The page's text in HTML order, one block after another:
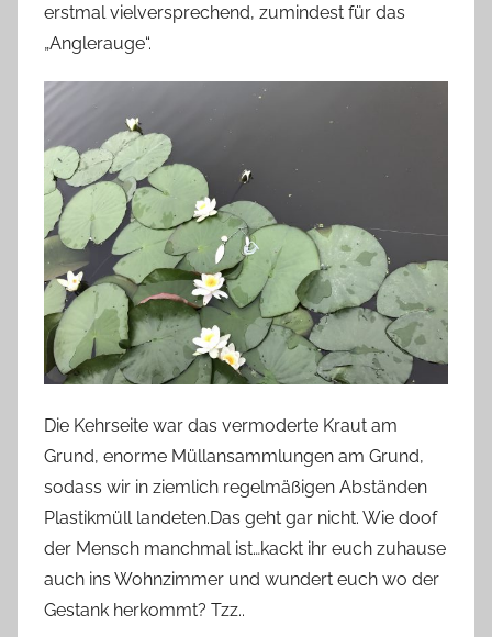
erstmal vielversprechend, zumindest für das
„Anglerauge“.
Die Kehrseite war das vermoderte Kraut am
Grund, enorme Müllansammlungen am Grund,
sodass wir in ziemlich regelmäßigen Abständen
Plastikmüll landeten.Das geht gar nicht. Wie doof
der Mensch manchmal ist…kackt ihr euch zuhause
auch ins Wohnzimmer und wundert euch wo der
Gestank herkommt? Tzz..